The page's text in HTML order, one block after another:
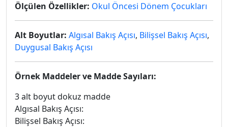
Ölçülen Özellikler: Okul Öncesi Dönem Çocukları
Alt Boyutlar: Algısal Bakış Açısı, Bilişsel Bakış Açısı,
Duygusal Bakış Açısı
Örnek Maddeler ve Madde Sayıları:
3 alt boyut dokuz madde
Algısal Bakış Açısı:
Bilişsel Bakış Açısı: